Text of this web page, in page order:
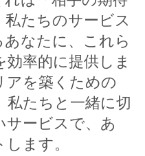
たちのサービス
なたに、これら
率的に提供しま
アを築くための
私たちと一緒に切
サービスで、あ
ます。